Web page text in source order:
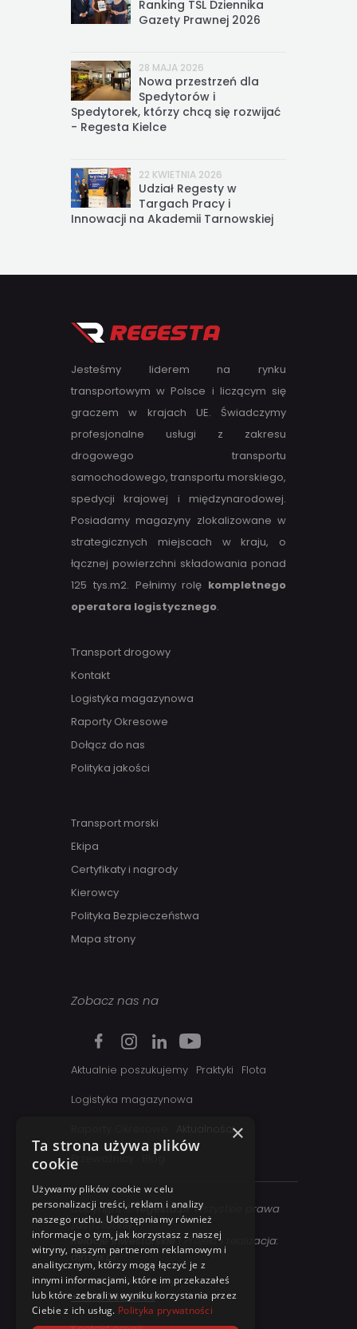
Ranking TSL Dziennika
Gazety Prawnej 2026
28 MAJA 2026
Nowa przestrzeń dla
Spedytorów i
Spedytorek, którzy chcą się rozwijać
- Regesta Kielce
22 KWIETNIA 2026
Udział Regesty w
Targach Pracy i
Innowacji na Akademii Tarnowskiej
Jesteśmy liderem na rynku
transportowym w Polsce i liczącym się
graczem w krajach UE. Świadczymy
profesjonalne usługi z zakresu
drogowego transportu
samochodowego, transportu morskiego,
spedycji krajowej i międzynarodowej.
Posiadamy magazyny zlokalizowane w
strategicznych miejscach w kraju, o
łącznej powierzchni składowania ponad
125 tys.m2. Pełnimy rolę kompletnego
operatora logistycznego.
Transport drogowy
Kontakt
Logistyka magazynowa
Raporty Okresowe
Dołącz do nas
Polityka jakości
Transport morski
Ekipa
Certyfikaty i nagrody
Kierowcy
Polityka Bezpieczeństwa
Mapa strony
Zobacz nas na
Aktualnie poszukujemy Praktyki
Flota
Logistyka magazynowa
Aktualności
Przewoźnicy
Blog
Copyright ©regesta.pl. Wszystkie prawa
zastrzezone
Relacje inwestorskie| Projekt i realizacja:
dimax.pl
Kontakt telefoniczny:
+48 41 358 27 00
×
Ta strona używa plików
cookie
Używamy plików cookie w celu
personalizacji treści, reklam i analizy
naszego ruchu. Udostępniamy również
informacje o tym, jak korzystasz z naszej
witryny, naszym partnerom reklamowym i
analitycznym, którzy mogą łączyć je z
innymi informacjami, które im przekazałeś
lub które zebrali w wyniku korzystania przez
Ciebie z ich usług. Polityka prywatności